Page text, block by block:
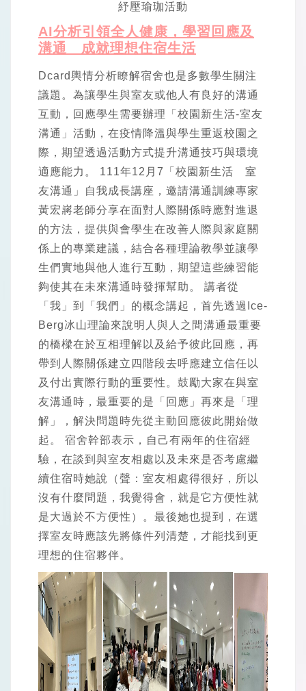
紓壓瑜珈活動
AI分析引領全人健康，學習回應及
溝通 成就理想住宿生活
Dcard輿情分析瞭解宿舍也是多數學生關注
議題。為讓學生與室友或他人有良好的溝通
互動，回應學生需要辦理「校園新生活-室友
溝通」活動，在疫情降溫與學生重返校園之
際，期望透過活動方式提升溝通技巧與環境
適應能力。 111年12月7「校園新生活 室
友溝通」自我成長講座，邀請溝通訓練專家
黃宏嶈老師分享在面對人際關係時應對進退
的方法，提供與會學生在改善人際與家庭關
係上的專業建議，結合各種理論教學並讓學
生們實地與他人進行互動，期望這些練習能
夠使其在未來溝通時發揮幫助。 講者從
「我」到「我們」的概念講起，首先透過Ice-
Berg冰山理論來說明人與人之間溝通最重要
的橋樑在於互相理解以及給予彼此回應，再
帶到人際關係建立四階段去呼應建立信任以
及付出實際行動的重要性。鼓勵大家在與室
友溝通時，最重要的是「回應」再來是「理
解」，解決問題時先從主動回應彼此開始做
起。 宿舍幹部表示，自己有兩年的住宿經
驗，在談到與室友相處以及未來是否考慮繼
續住宿時她說（聲：室友相處得很好，所以
沒有什麼問題，我覺得會，就是它方便性就
是大過於不方便性）。最後她也提到，在選
擇室友時應該先將條件列清楚，才能找到更
理想的住宿夥伴。